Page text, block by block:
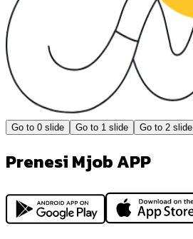
Go to 0 slide Go to 1 slide Go to 2 slide
Prenesi Mjob APP